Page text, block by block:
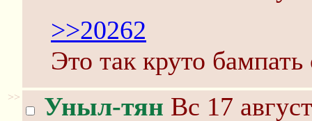
>>20262
Это так круто
>> Уныл-тян Вс 17